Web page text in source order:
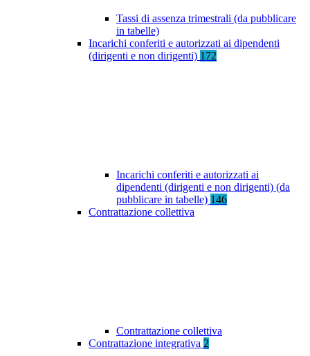
Tassi di assenza trimestrali (da pubblicare
in tabelle)
Incarichi conferiti e autorizzati ai dipendenti
(dirigenti e non dirigenti) 172
Incarichi conferiti e autorizzati ai
dipendenti (dirigenti e non dirigenti) (da
pubblicare in tabelle) 146
Contrattazione collettiva
Contrattazione collettiva
Contrattazione integrativa 2